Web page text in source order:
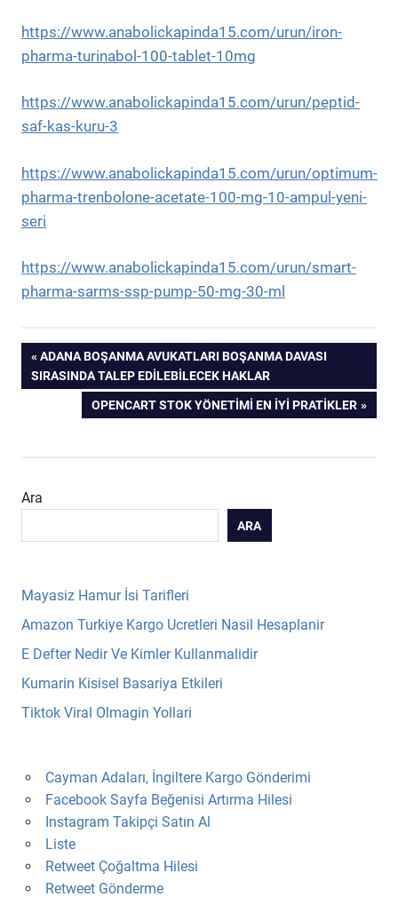
https://www.anabolickapinda15.com/urun/iron-
pharma-turinabol-100-tablet-10mg
https://www.anabolickapinda15.com/urun/peptid-
saf-kas-kuru-3
https://www.anabolickapinda15.com/urun/optimum-
pharma-trenbolone-acetate-100-mg-10-ampul-yeni-
seri
https://www.anabolickapinda15.com/urun/smart-
pharma-sarms-ssp-pump-50-mg-30-ml
Yazı
gezinmesi
PREVIOUS
POST:
ADANA BOŞANMA AVUKATLARI BOŞANMA DAVASI
SIRASINDA TALEP EDILEBILECEK HAKLAR
NEXT
OPENCART STOK YÖNETIMI EN İYI PRATIKLER
Ara
ARA
Mayasiz Hamur İsi Tarifleri
Amazon Turkiye Kargo Ucretleri Nasil Hesaplanir
E Defter Nedir Ve Kimler Kullanmalidir
Kumarin Kisisel Basariya Etkileri
Tiktok Viral Olmagin Yollari
Cayman Adaları, İngiltere Kargo Gönderimi
Facebook Sayfa Beğenisi Artırma Hilesi
Instagram Takipçi Satın Al
Liste
Retweet Çoğaltma Hilesi
Retweet Gönderme